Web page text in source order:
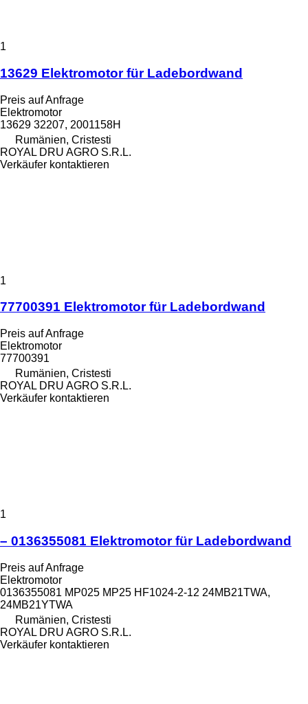
1
13629 Elektromotor für Ladebordwand
Preis auf Anfrage
Elektromotor
13629 32207, 2001158H
Rumänien, Cristesti
ROYAL DRU AGRO S.R.L.
Verkäufer kontaktieren
1
77700391 Elektromotor für Ladebordwand
Preis auf Anfrage
Elektromotor
77700391
Rumänien, Cristesti
ROYAL DRU AGRO S.R.L.
Verkäufer kontaktieren
1
– 0136355081 Elektromotor für Ladebordwand
Preis auf Anfrage
Elektromotor
0136355081 MP025 MP25 HF1024-2-12 24MB21TWA,
24MB21YTWA
Rumänien, Cristesti
ROYAL DRU AGRO S.R.L.
Verkäufer kontaktieren